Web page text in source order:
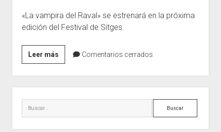
«La vampira del Raval» se estrenará en la próxima
edición del Festival de Sitges.
Leer más«La
vampira
de
Barcelona»
se
Comentarios cerrados
lateral
Buscar